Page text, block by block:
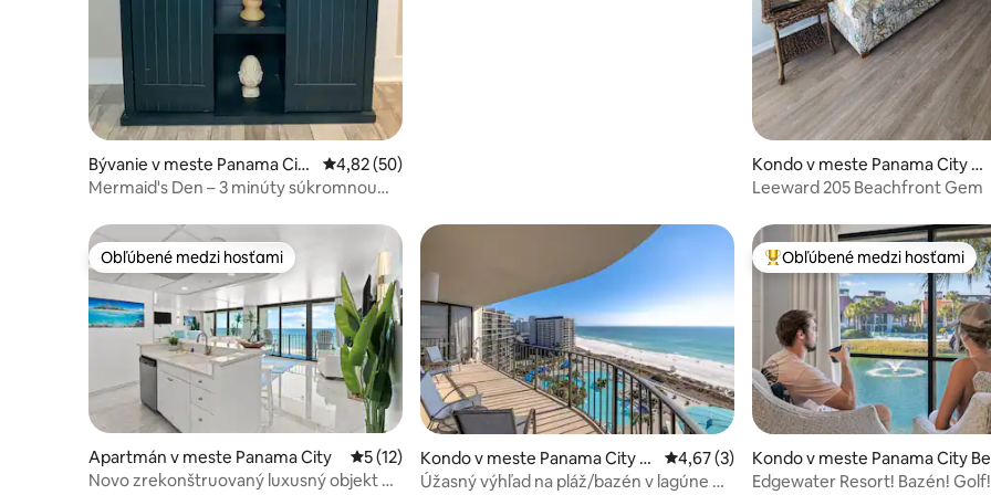
Bývanie v meste Panama City
Beach
Priemerné ohodnotenie 4,82 z 5, počet hodnotení: 50
4,82 (50)
Mermaid's Den – 3 minúty súkromnou
Kondo v meste Panama City B
each
Leeward 205 Beachfront Gem
Obľúbené medzi hosťami
Obľúbené medzi hosťami
Apartmán v meste Panama City Priemerné ohodnotenie 5 z 5, počet hodnotení: 12
5 (12)
Novo zrekonštruovaný luxusný objekt pri
Kondo v meste Panama City B
each
Priemerné ohodnotenie 4,67 z 5, počet
4,67 (3)
Úžasný výhľad na pláž/bazén v lagúne @
Najobľúbenejšie medzi hosťami
Obľúbené medzi hosťami
Kondo v meste Panama City
ch
Edgewater Resort! Bazén!